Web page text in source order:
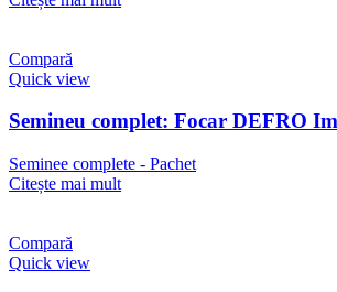
Compară
Quick view
Semineu complet: Focar DEFRO
Seminee complete - Pachet
Citește mai mult
Compară
Quick view